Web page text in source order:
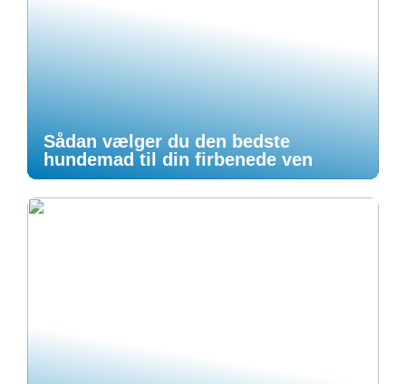
Sådan vælger du den bedste
hundemad til din firbenede ven